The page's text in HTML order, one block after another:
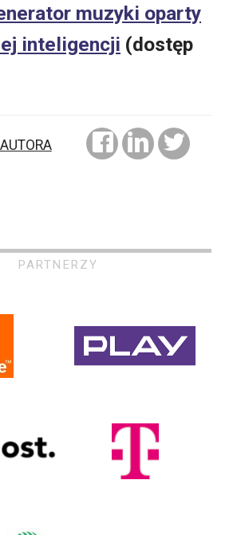
muzyki oparty
inteligencji (dostęp
PARTNERZY